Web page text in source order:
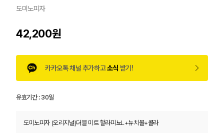
도미노피자
42,200원
카카오톡 채널 추가하고소식 받기!
유효기간 :30일
도미노피자 (오리지널)더블 미트 할라피뇨L+뉴치볼+콜라